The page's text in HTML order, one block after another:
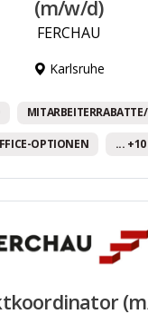
(m/w/d)
FERCHAU
Karlsruhe
OPTIONEN ...